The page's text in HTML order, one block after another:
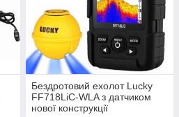
Бездротовий ехолот Lucky
FF718LiC-WLA з датчиком
нової конструкції